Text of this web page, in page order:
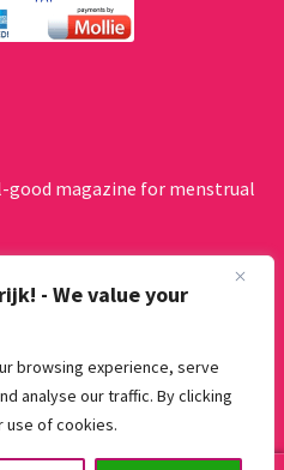
- We value your
browsing experience, serve
analyse our traffic. By clicking
use of cookies.
good magazine for menstrual
met WooCommerce.